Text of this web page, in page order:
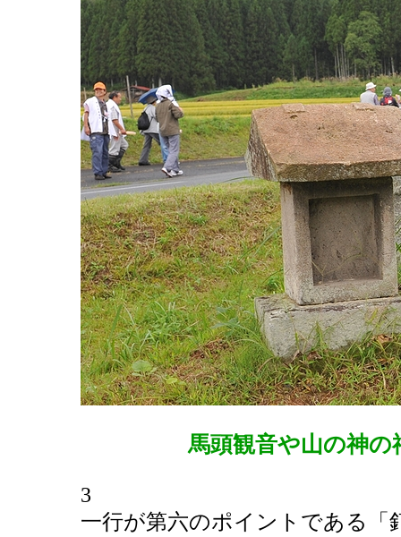
馬頭観音や山の神
3
一行が第六のポイントである「